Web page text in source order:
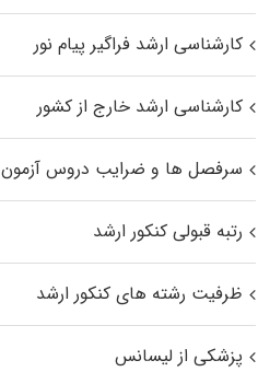
کارشناسی ارشد فراگیر پیام نور
کارشناسی ارشد خارج از کشور
سرفصل ها و ضرایب دروس آزمون
رتبه قبولی کنکور ارشد
ظرفیت رشته های کنکور ارشد
پزشکی از لیسانس